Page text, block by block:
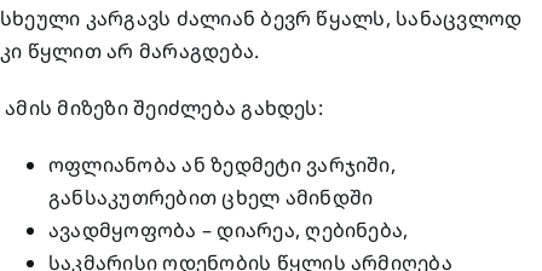
სხეული კარგავს ძალიან ბევრ წყალს, სანაცვლოდ
კი წყლით არ მარაგდება.
ამის მიზეზი შეიძლება გახდეს:
ოფლიანობა ან ზედმეტი ვარჯიში,
განსაკუთრებით ცხელ ამინდში
ავადმყოფობა – დიარეა, ღებინება,
საკმარისი ოდენობის წყლის არმიღება